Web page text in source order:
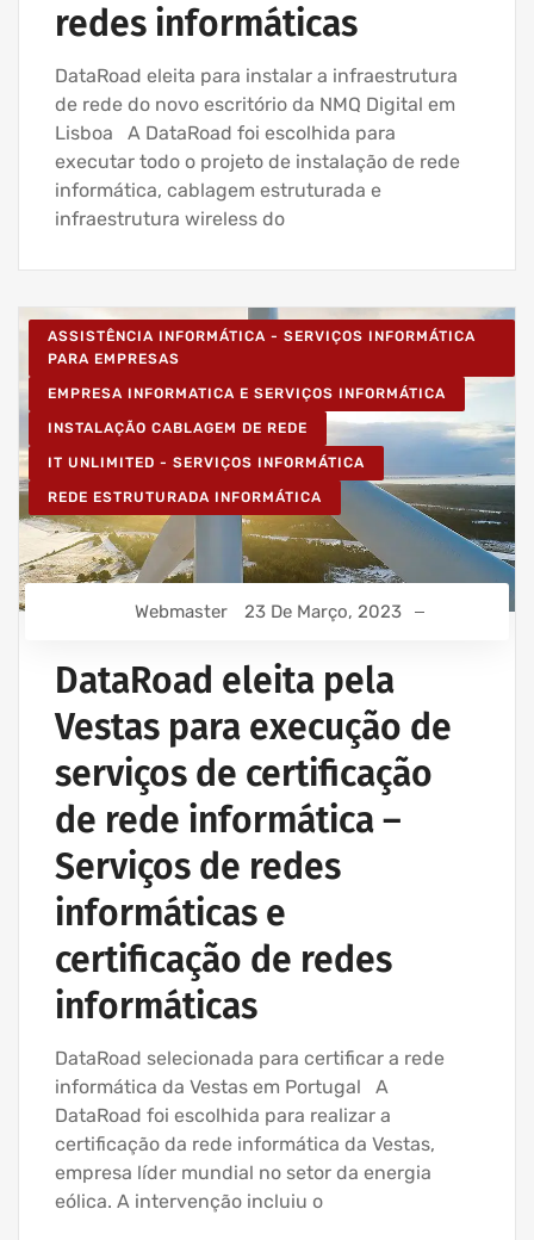
redes informáticas
DataRoad eleita para instalar a infraestrutura
de rede do novo escritório da NMQ Digital em
Lisboa A DataRoad foi escolhida para
executar todo o projeto de instalação de rede
informática, cablagem estruturada e
infraestrutura wireless do
ASSISTÊNCIA INFORMÁTICA - SERVIÇOS INFORMÁTICA
PARA EMPRESAS
EMPRESA INFORMATICA E SERVIÇOS INFORMÁTICA
INSTALAÇÃO CABLAGEM DE REDE
IT UNLIMITED - SERVIÇOS INFORMÁTICA
REDE ESTRUTURADA INFORMÁTICA
Webmaster 23 De Março, 2023
DataRoad eleita pela
Vestas para execução de
serviços de certificação
de rede informática –
Serviços de redes
informáticas e
certificação de redes
informáticas
DataRoad selecionada para certificar a rede
informática da Vestas em Portugal A
DataRoad foi escolhida para realizar a
certificação da rede informática da Vestas,
empresa líder mundial no setor da energia
eólica. A intervenção incluiu o